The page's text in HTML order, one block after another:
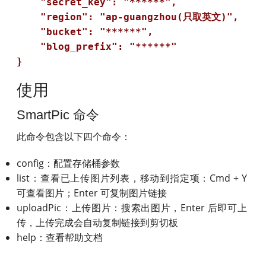
使用
SmartPic 命令
此命令包含以下四个命令：
config：配置存储桶参数
list：查看已上传图片列表，移动到指定项：Cmd + Y
可查看图片；Enter 可复制图片链接
uploadPic：上传图片：搜索出图片，Enter 后即可上
传，上传完成会自动复制链接到剪切板
help：查看帮助文档